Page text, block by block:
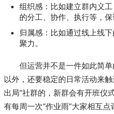
组织感：比如建立群内义
的分工、协作、执行等，保
归属感：比如通过线上线
聚力。
但运营并不是一件如此简
以外，还要稳定的日常活动来
出局”社群的，新群会有开班仪
有每周一次“作业雨”大家相互